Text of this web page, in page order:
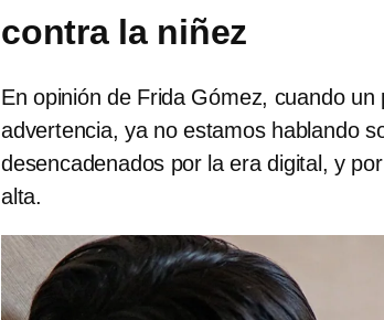
contra la niñez
En opinión de Frida Gómez, cuando
advertencia, ya no estamos hablando
desencadenados por la era digital, y
alta.